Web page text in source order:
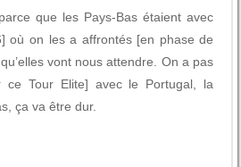
que les Pays-Bas étaient avec
où on les a affrontés [en phase de
vont nous attendre. On a pas
ce Tour Elite] avec le Portugal, la
ça va être dur.